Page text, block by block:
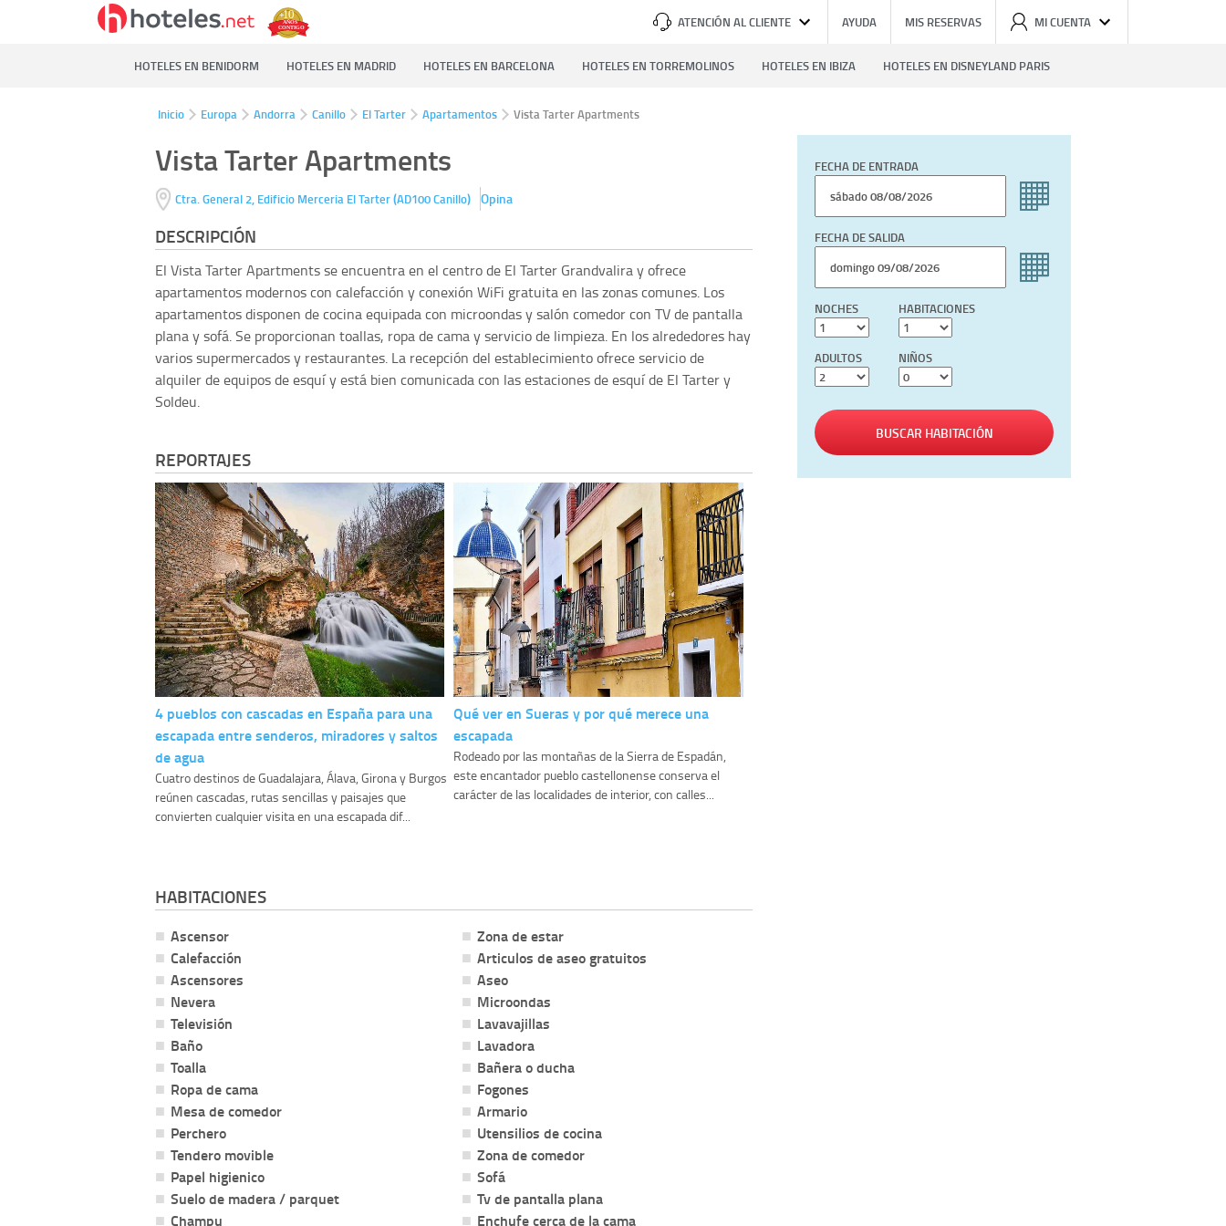
ATENCIÓN AL CLIENTE AYUDA MIS RESERVAS MI CUENTA
HOTELES EN BENIDORM HOTELES EN MADRID HOTELES EN BARCELONA HOTELES EN TORREMOLINOS HOTELES EN IBIZA HOTELES EN DISNEYLAND PARIS
Inicio Europa Andorra Canillo El Tarter Apartamentos Vista Tarter Apartments
Vista Tarter Apartments
Ctra. General 2, Edificio Merceria El Tarter(AD100Canillo) Opina
DESCRIPCIÓN
El Vista Tarter Apartments se encuentra en el centro de El Tarter Grandvalira y ofrece
apartamentos modernos con calefacción y conexión WiFi gratuita en las zonas comunes. Los
apartamentos disponen de cocina equipada con microondas y salón comedor con TV de pantalla
plana y sofá. Se proporcionan toallas, ropa de cama y servicio de limpieza. En los alrededores hay
varios supermercados y restaurantes. La recepción del establecimiento ofrece servicio de
alquiler de equipos de esquí y está bien comunicada con las estaciones de esquí de El Tarter y
Soldeu.
REPORTAJES
4 pueblos con cascadas en España para una
escapada entre senderos, miradores y saltos
de agua
Cuatro destinos de Guadalajara, Álava, Girona y Burgos
reúnen cascadas, rutas sencillas y paisajes que
convierten cualquier visita en una escapada dif...
Qué ver en Sueras y por qué merece una
escapada
Rodeado por las montañas de la Sierra de Espadán,
este encantador pueblo castellonense conserva el
carácter de las localidades de interior, con calles...
HABITACIONES
Ascensor
Calefacción
Ascensores
Nevera
Televisión
Baño
Toalla
Ropa de cama
Mesa de comedor
Perchero
Tendero movible
Papel higienico
Suelo de madera / parquet
Champu
Zona de estar
Articulos de aseo gratuitos
Aseo
Microondas
Lavavajillas
Lavadora
Bañera o ducha
Fogones
Armario
Utensilios de cocina
Zona de comedor
Sofá
Tv de pantalla plana
Enchufe cerca de la cama
FECHA DE ENTRADA
FECHA DE SALIDA
NOCHES HABITACIONES
ADULTOS NIÑOS
BUSCAR HABITACIÓN